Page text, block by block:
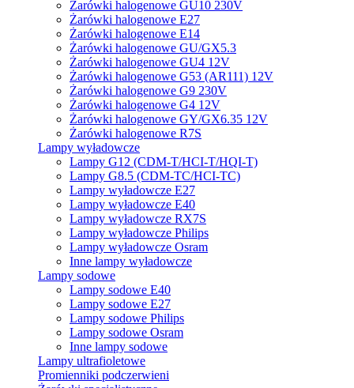
Żarówki halogenowe GU10 230V
Żarówki halogenowe E27
Żarówki halogenowe E14
Żarówki halogenowe GU/GX5.3
Żarówki halogenowe GU4 12V
Żarówki halogenowe G53 (AR111) 12V
Żarówki halogenowe G9 230V
Żarówki halogenowe G4 12V
Żarówki halogenowe GY/GX6.35 12V
Żarówki halogenowe R7S
Lampy wyładowcze
Lampy G12 (CDM-T/HCI-T/HQI-T)
Lampy G8.5 (CDM-TC/HCI-TC)
Lampy wyładowcze E27
Lampy wyładowcze E40
Lampy wyładowcze RX7S
Lampy wyładowcze Philips
Lampy wyładowcze Osram
Inne lampy wyładowcze
Lampy sodowe
Lampy sodowe E40
Lampy sodowe E27
Lampy sodowe Philips
Lampy sodowe Osram
Inne lampy sodowe
Lampy ultrafioletowe
Promienniki podczerwieni